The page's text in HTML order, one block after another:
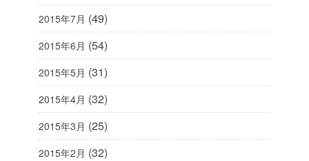
2015年7月 (49)
2015年6月 (54)
2015年5月 (31)
2015年4月 (32)
2015年3月 (25)
2015年2月 (32)